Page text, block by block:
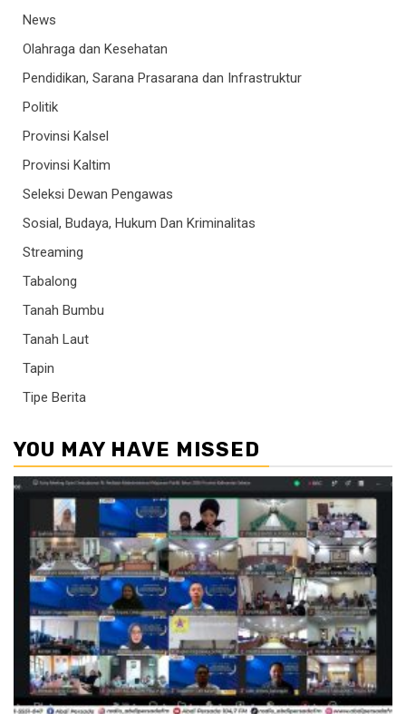
News
Olahraga dan Kesehatan
Pendidikan, Sarana Prasarana dan Infrastruktur
Politik
Provinsi Kalsel
Provinsi Kaltim
Seleksi Dewan Pengawas
Sosial, Budaya, Hukum Dan Kriminalitas
Streaming
Tabalong
Tanah Bumbu
Tanah Laut
Tapin
Tipe Berita
YOU MAY HAVE MISSED